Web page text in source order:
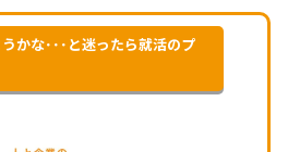
かな･･･と迷ったら就活のプ